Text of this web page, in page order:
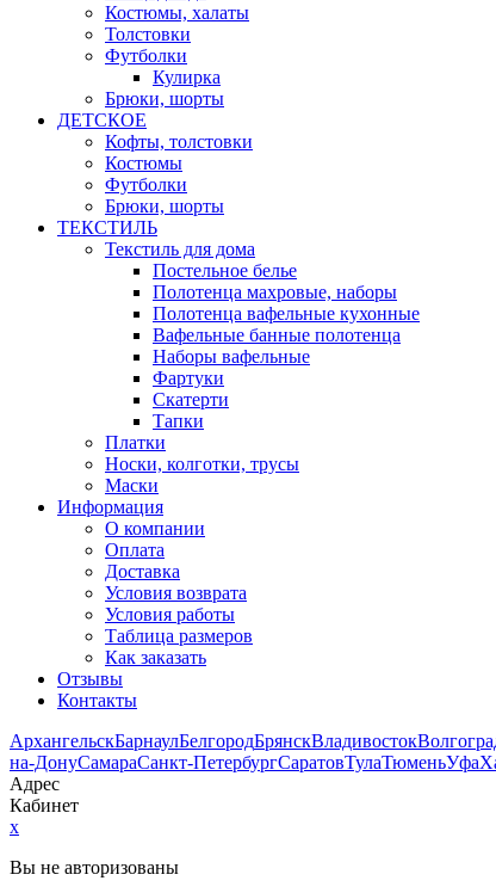
Костюмы, халаты
Толстовки
Футболки
Кулирка
Брюки, шорты
ДЕТСКОЕ
Кофты, толстовки
Костюмы
Футболки
Брюки, шорты
ТЕКСТИЛЬ
Текстиль для дома
Постельное белье
Полотенца махровые, наборы
Полотенца вафельные кухонные
Вафельные банные полотенца
Наборы вафельные
Фартуки
Скатерти
Тапки
Платки
Носки, колготки, трусы
Маски
Информация
О компании
Оплата
Доставка
Условия возврата
Условия работы
Таблица размеров
Как заказать
Отзывы
Контакты
АрхангельскБарнаулБелгородБрянскВладивосток
на-ДонуСамараСанкт-ПетербургСаратовТулаТюменьУфа
Адрес
Кабинет
x
Вы не авторизованы